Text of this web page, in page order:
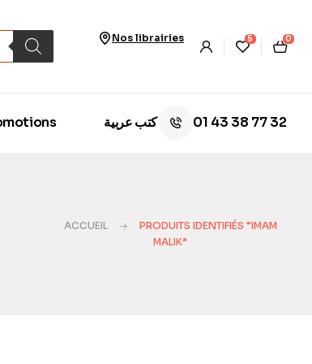
Nos librairies 5 0
كتب عربية 01 43 38 77 32
ACCUEIL
PRODUITS IDENTIFIÉS “IMAM
MALIK”